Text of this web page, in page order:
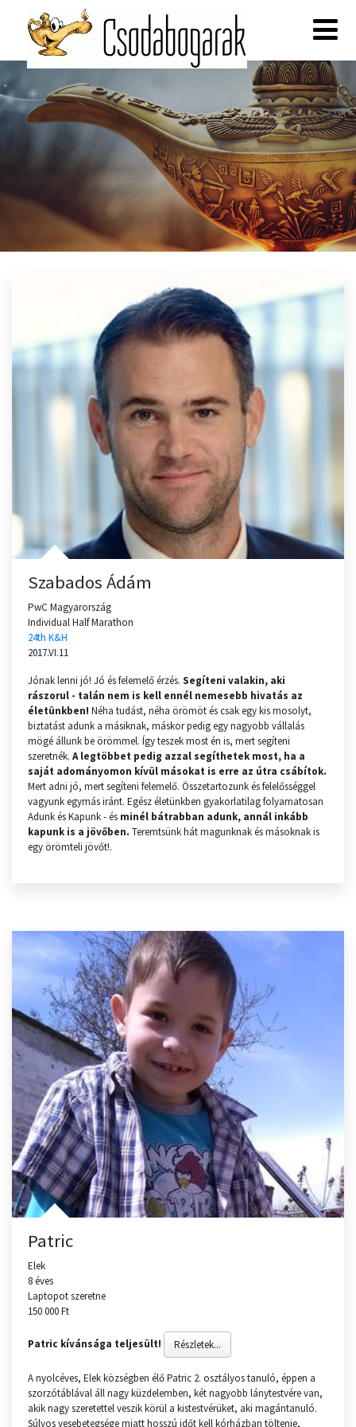
Szabados Ádám
PwC Magyarország
Individual Half Marathon
24th K&H
2017.VI.11
Jónak lenni jó! Jó és felemelő érzés. Segíteni valakin, aki
rászorul - talán nem is kell ennél nemesebb hivatás az
életünkben! Néha tudást, néha örömöt és csak egy kis mosolyt,
biztatást adunk a másiknak, máskor pedig egy nagyobb vállalás
mögé állunk be örömmel. Így teszek most én is, mert segíteni
szeretnék. A legtöbbet pedig azzal segíthetek most, ha a
saját adományomon kívül másokat is erre az útra csábítok.
Mert adni jó, mert segíteni felemelő. Összetartozunk és felelősséggel
vagyunk egymás iránt. Egész életünkben gyakorlatilag folyamatosan
Adunk és Kapunk - és minél bátrabban adunk, annál inkább
kapunk is a jövőben. Teremtsünk hát magunknak és másoknak is
egy örömteli jövőt!.
Patric
Elek
8 éves
Laptopot szeretne
150 000 Ft
Patric kívánsága teljesült! Részletek...
A nyolcéves, Elek községben élő Patric 2. osztályos tanuló, éppen a
szorzótáblával áll nagy küzdelemben, két nagyobb lánytestvére van,
akik nagy szeretettel veszik körül a kistestvérüket, aki magántanuló.
Súlyos vesebetegsége miatt hosszú időt kell kórházban töltenie,